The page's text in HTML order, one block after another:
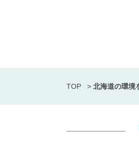
TOP > 北海道の環境